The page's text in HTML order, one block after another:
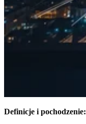
Definicje i pochodzenie: